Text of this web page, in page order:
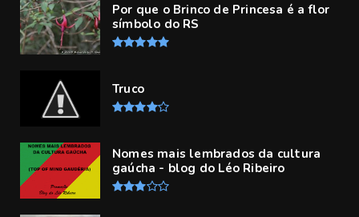
Por que o Brinco de Princesa é a flor
símbolo do RS
Truco
Nomes mais lembrados da cultura
gaúcha - blog do Léo Ribeiro